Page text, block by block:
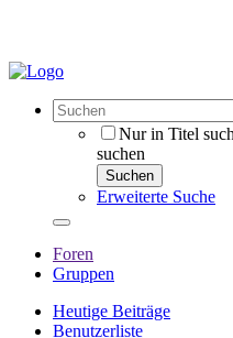
Nur in Titel
suchen
Suchen
Erweiterte Suche
Foren
Gruppen
Heutige Beiträge
Benutzerliste